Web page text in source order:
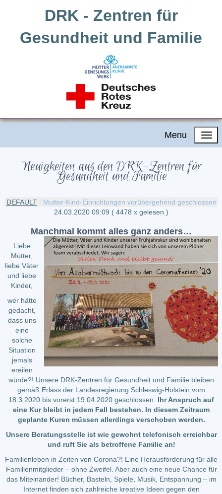
DRK - Zentren für
Gesundheit und Familie
Menu
Neuigkeiten aus den DRK-Zentren für
Gesundheit und Familie
DEFAULT: Mutter-Kind-Einrichtungen vorübergehend geschlossen
24.03.2020 09:09 ( 4478 x gelesen )
Manchmal kommt alles ganz anders…
Liebe
Mütter,
liebe Väter
und liebe
Kinder,
wer hätte
gedacht,
dass uns
eine
solche
Situation
jemals
ereilen
würde?! Unsere DRK-Zentren für Gesundheit und Familie bleiben
gemäß Erlass der Landesregierung Schleswig-Holstein vom
18.3.2020 bis vorerst 19.04.2020 geschlossen.
Ihr Anspruch auf
eine Kur bleibt in jedem Fall bestehen. In diesem Zeitraum
geplante Kuren müssen allerdings verschoben werden.
Unsere Beratungsstelle ist wie gewohnt telefonisch erreichbar
und ruft Sie als betroffene Familie an!
Familienleben in Zeiten von Corona?! Eine Herausforderung für alle
Familienmitglieder – ohne Zweifel. Aber auch eine neue Chance für
das Miteinander! Bücher, Basteln, Spiele, Musik, Entspannung – im
Internet finden sich zahlreiche kreative Ideen gegen den